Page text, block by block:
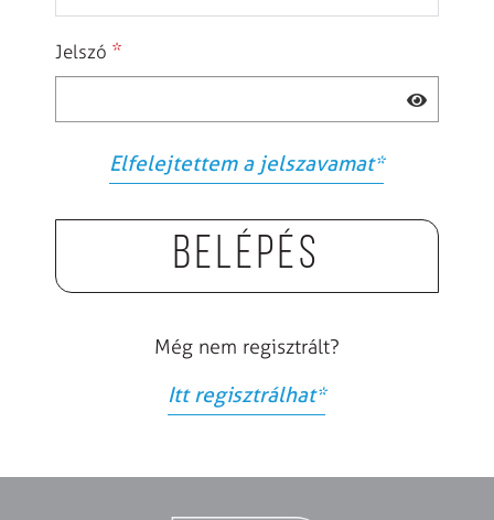
Jelszó *
Elfelejtettem a jelszavamat*
Belépés
Még nem regisztrált?
Itt regisztrálhat*